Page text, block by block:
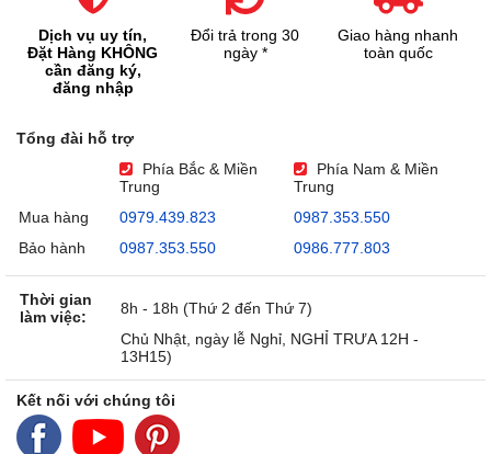
Dịch vụ uy tín,
Đặt Hàng KHÔNG
cần đăng ký,
đăng nhập
Đổi trả trong 30
ngày *
Giao hàng nhanh
toàn quốc
Tổng đài hỗ trợ
Phía Bắc & Miền
Trung
Phía Nam & Miền
Trung
Mua hàng
0979.439.823
0987.353.550
Bảo hành
0987.353.550 0986.777.803
Thời gian
làm việc:
8h - 18h (Thứ 2 đến Thứ 7)
Chủ Nhật, ngày lễ Nghỉ, NGHỈ TRƯA 12H -
13H15)
Kết nối với chúng tôi